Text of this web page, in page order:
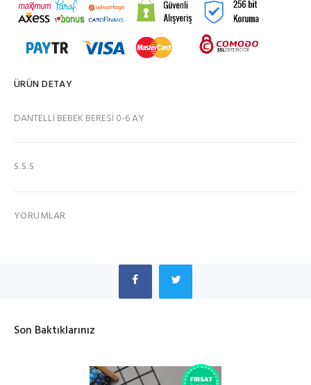
ÜRÜN DETAY
DANTELLİ BEBEK BERESİ 0-6 AY
S.S.S
YORUMLAR
Son Baktıklarınız